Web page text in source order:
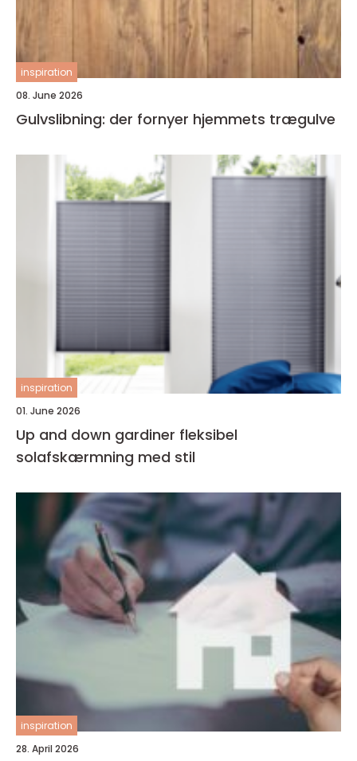
inspiration
08. June 2026
Gulvslibning: der fornyer hjemmets trægulve
inspiration
01. June 2026
Up and down gardiner fleksibel
solafskærmning med stil
inspiration
28. April 2026